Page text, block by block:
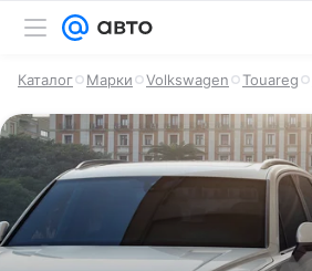
Каталог Марки Volkswagen Touareg